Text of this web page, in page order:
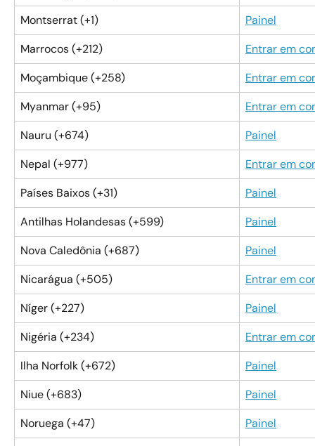
Montserrat (+1)
Painel
Marrocos (+212)
Entrar em
Moçambique (+258)
Entrar em
Myanmar (+95)
Entrar em
Nauru (+674)
Painel
Nepal (+977)
Entrar em
Países Baixos (+31)
Painel
Antilhas Holandesas (+599)
Painel
Nova Caledônia (+687)
Painel
Nicarágua (+505)
Entrar em
Níger (+227)
Painel
Nigéria (+234)
Entrar em
Ilha Norfolk (+672)
Painel
Niue (+683)
Painel
Noruega (+47)
Painel